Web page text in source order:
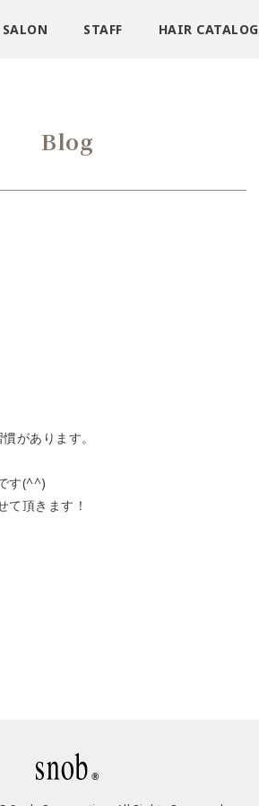
SALON STAFF HAIR CATALOG
Blog
があります。
す(^^)
て頂きます！